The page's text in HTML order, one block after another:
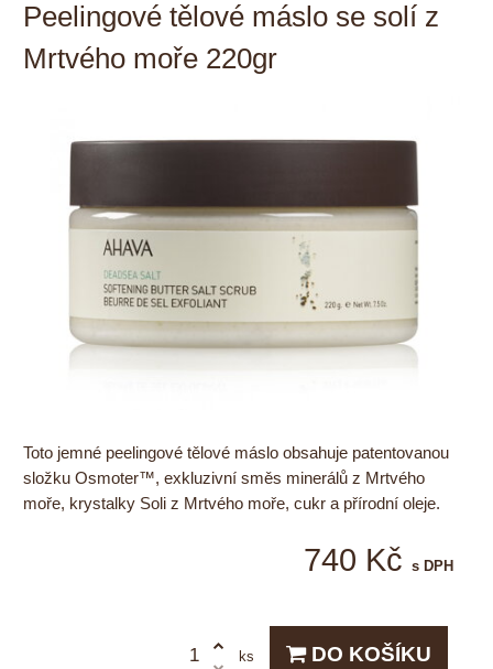
Peelingové tělové máslo se solí z
Mrtvého moře 220gr
Toto jemné peelingové tělové máslo obsahuje patentovanou
složku Osmoter™, exkluzivní směs minerálů z Mrtvého
moře, krystalky Soli z Mrtvého moře, cukr a přírodní oleje.
740 Kč s DPH
ks DO KOŠÍKU